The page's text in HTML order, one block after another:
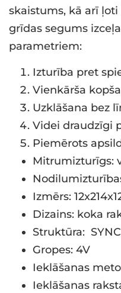
skaistums, kā arī ļoti
grīdas segums
parametriem:
Izturība pret
Vienkārša
Uzklāšana bez
Videi draudzīgi
Piemērots
Mitrumizturīgs:
Izmērs:
Dizains: koka
Struktūra:
Gropes: 4V
Ieklāšanas
Ieklāšanas